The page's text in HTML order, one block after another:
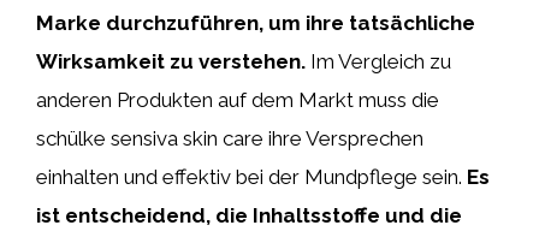
Marke durchzuführen, um ihre tatsächliche
Wirksamkeit zu verstehen. Im Vergleich zu
anderen Produkten auf dem Markt muss die
schülke sensiva skin care ihre Versprechen
einhalten und effektiv bei der Mundpflege sein. Es
ist entscheidend, die Inhaltsstoffe und die